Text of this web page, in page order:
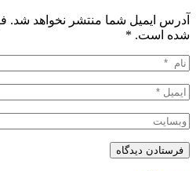
آدرس ایمیل شما منتشر نخواهد
شده است. *